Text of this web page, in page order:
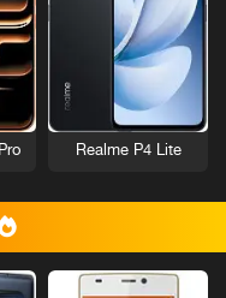
Realme P4 Lite